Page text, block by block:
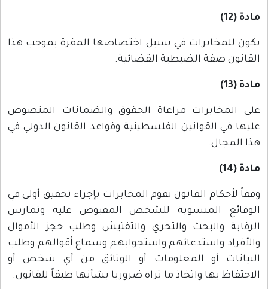
مادة (12)
يكون للمخابرات في سبيل اختصاصها المقرة بموجب هذا
القانون صفة الضبطية القضائية.
مادة (13)
على المخابرات مراعاة الحقوق والضمانات المنصوص
عليها في القوانين الفلسطينية وقواعد القانون الدولي في
هذا المجال.
مادة (14)
وفقاً لأحكام القانون تقوم المخابرات بإجراء تحقيق أولى في
الوقائع المنسوبة للشخص المقبوض عليه وتمارس
الرقابة والبحث والتحري والتفتيش وطلب حجز الأموال
والأفراد واستدعائهم واستجوابهم وسماع أقوالهم وطلب
البيانات أو المعلومات أو الوثائق من أي شخص أو
الاحتفاظ بها واتخاذ ما تراه ضروريا بشأنها طبقاً للقانون.